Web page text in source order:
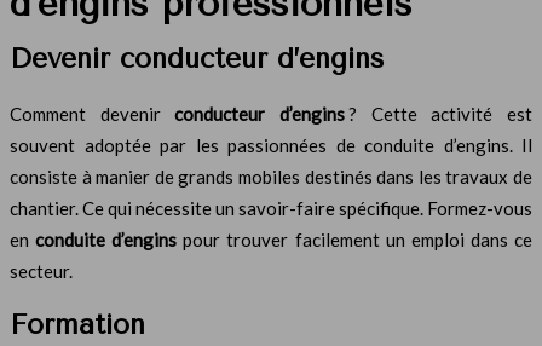
Devenir conducteur d’engins
Comment devenirconducteur d’engins? Cette activité est
souvent adoptée par les passionnées de conduite d’engins. Il
consiste à manier de grands mobiles destinés dans les travaux de
chantier. Ce qui nécessite un savoir-faire spécifique. Formez-vous
enconduite d’engins pour trouver facilement un emploi dans ce
secteur.
Formation